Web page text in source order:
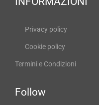
Privacy policy
Cookie policy
Termini e Condizioni
Follow